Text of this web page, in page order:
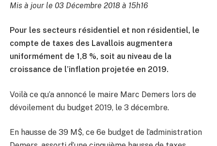
Mis à jour le 03 Décembre 2018 à 15h16
Pour les secteurs résidentiel et non résidentiel, le
compte de taxes des Lavallois augmentera
uniformément de 1,8 %, soit au niveau de la
croissance de l’inflation projetée en 2019.
Voilà ce qu’a annoncé le maire Marc Demers lors de
dévoilement du budget 2019, le 3 décembre.
En hausse de 39 M$, ce 6e budget de l’administration